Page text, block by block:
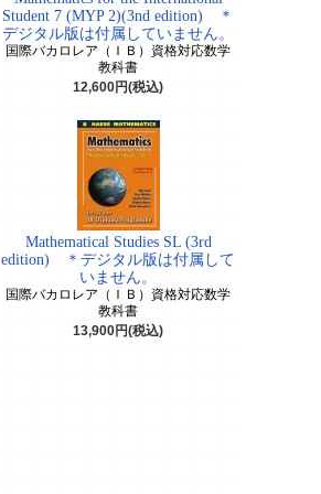
Student 7 (MYP 2)(3nd edition) ＊
デジタル版は付属していません。
国際バカロレア（ＩＢ）資格対応数学
教科書
12,600円(税込)
Mathematical Studies SL (3rd
edition) ＊デジタル版は付属して
いません。
国際バカロレア（ＩＢ）資格対応数学
教科書
13,900円(税込)